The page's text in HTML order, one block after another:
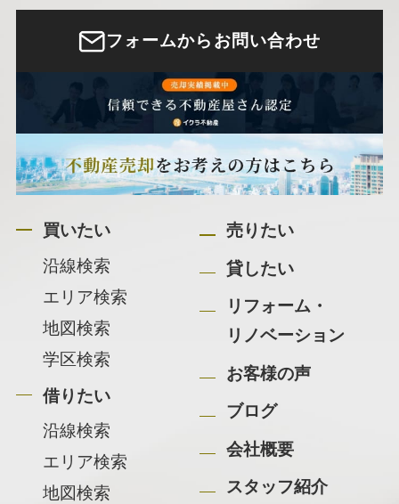
フォームからお問い合わせ
買いたい
沿線検索
エリア検索
地図検索
学区検索
借りたい
沿線検索
エリア検索
地図検索
売りたい
貸したい
リフォーム・
リノベーション
お客様の声
ブログ
会社概要
スタッフ紹介